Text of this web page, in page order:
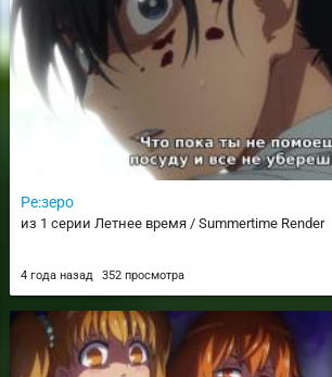
Ре:зеро
из 1 серии Летнее время / Summertime Render
4 года назад 352 просмотра